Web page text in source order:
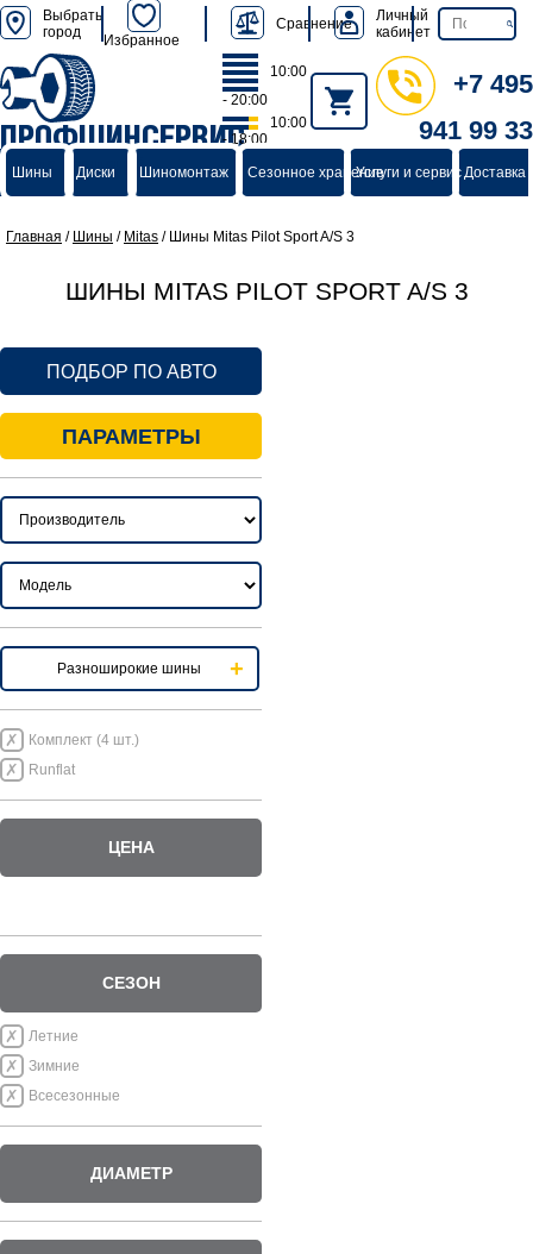
Выбрать
город
Избранное
Сравнение
Личный
кабинет
ПРОФШИНСЕРВИС
группа компаний
10:00
- 20:00
10:00
- 18:00
+7 495
941 99 33
Шины Диски Шиномонтаж Сезонное хранениеУслуги и сервисДоставка
Главная / Шины / Mitas / Шины Mitas Pilot Sport A/S 3
ШИНЫ MITAS PILOT SPORT A/S 3
ПОДБОР ПО АВТО
ПАРАМЕТРЫ
Разноширокие шины
Комплект (4 шт.)
Runflat
ЦЕНА
СЕЗОН
Летние
Зимние
Всесезонные
ДИАМЕТР